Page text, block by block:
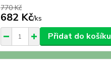
770 Kč
682 Kč/ks
Přidat do košíku